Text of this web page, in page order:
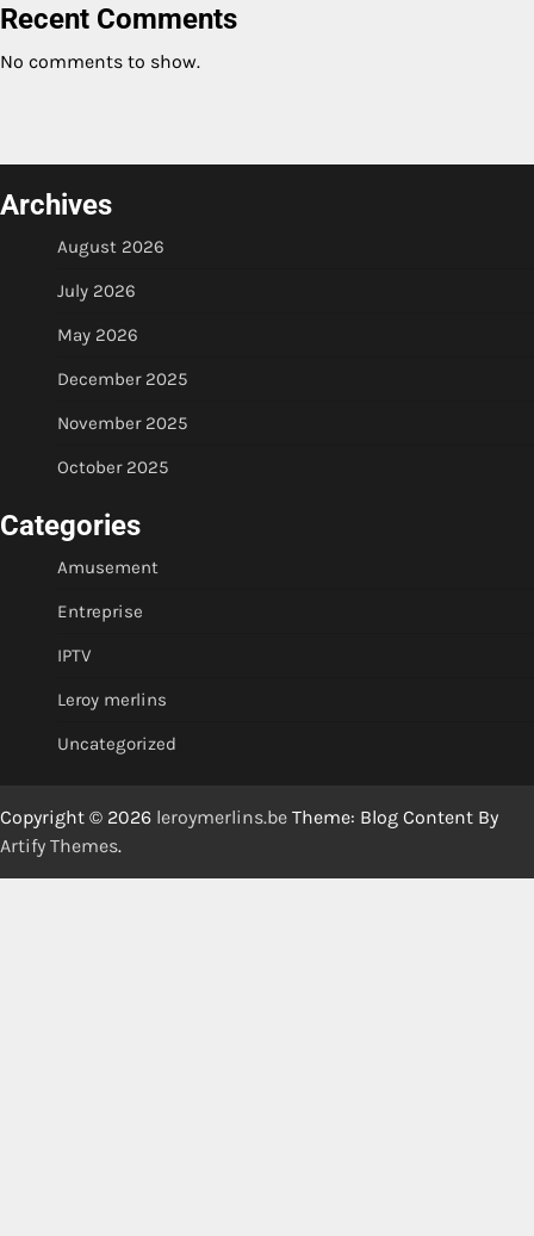
Recent Comments
No comments to show.
Archives
August 2026
July 2026
May 2026
December 2025
November 2025
October 2025
Categories
Amusement
Entreprise
IPTV
Leroy merlins
Uncategorized
Copyright © 2026 leroymerlins.be Theme: Blog Content By
Artify Themes.